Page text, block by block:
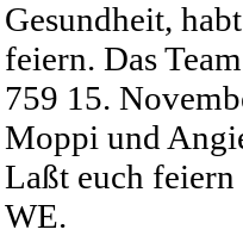
Gesundheit,
feiern. Das
759 15.
Moppi und
Laßt euch feiern
WE.